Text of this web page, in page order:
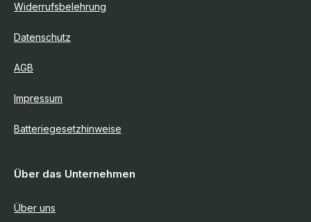
Widerrufsbelehrung
Datenschutz
AGB
Impressum
Batteriegesetzhinweise
Über das Unternehmen
Über uns